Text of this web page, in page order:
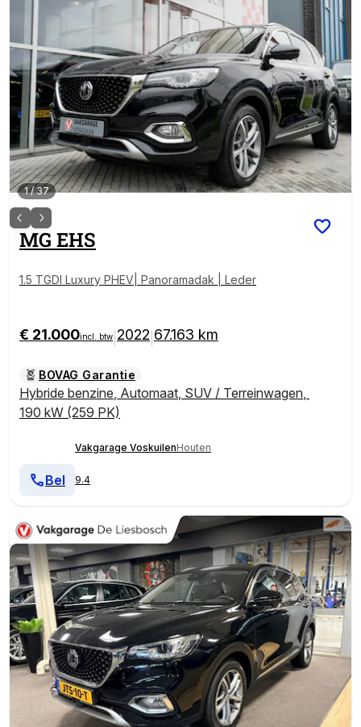
1/37
MG EHS
1.5 TGDI Luxury PHEV| Panoramadak | Leder
€ 21.000incl. btw 2022 67.163 km
BOVAG Garantie
Hybride benzine, Automaat, SUV / Terreinwagen,
190 kW (259 PK)
Vakgarage VoskuilenHouten
9.4
Bel